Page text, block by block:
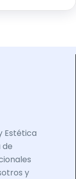
Estética
de
y